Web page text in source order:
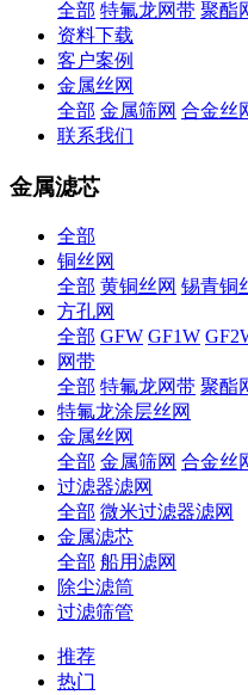
全部 特氟龙网带 聚酯
资料下载
客户案例
金属丝网
全部 金属筛网 合金丝
联系我们
金属滤芯
全部
铜丝网
全部 黄铜丝网 锡青铜
方孔网
全部 GFW GF1W
网带
全部 特氟龙网带 聚酯
特氟龙涂层丝网
金属丝网
全部 金属筛网 合金丝
过滤器滤网
全部 微米过滤器滤网
金属滤芯
全部 船用滤网
除尘滤筒
过滤筛管
推荐
热门